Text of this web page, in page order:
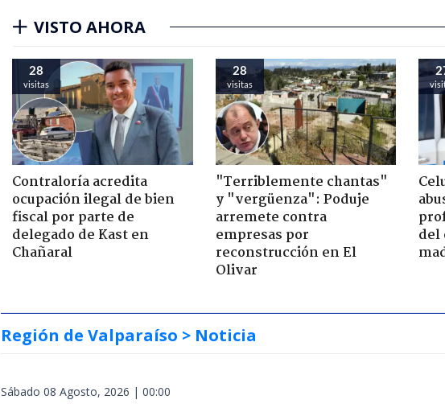
VISTO AHORA
28
visitas
Contraloría acredita
ocupación ilegal de bien
fiscal por parte de
delegado de Kast en
Chañaral
28
visitas
"Terriblemente chantas"
y "vergüenza": Poduje
arremete contra
empresas por
reconstrucción en El
Olivar
del
Región de Valparaíso > Noticia
Sábado 08 Agosto, 2026 | 00:00